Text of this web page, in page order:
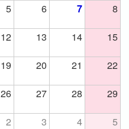
5 6 7
8
12 13 14
15
19 20 21
22
26 27 28
29
2 3 4 5